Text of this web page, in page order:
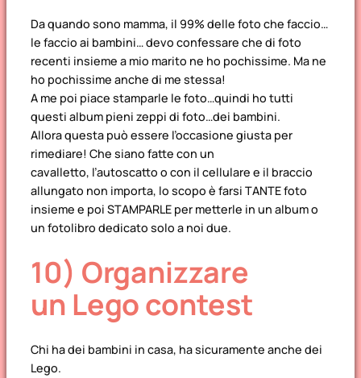
Da quando sono mamma, il 99% delle foto che faccio…
le faccio ai bambini… devo confessare che di foto
recenti insieme a mio marito ne ho pochissime. Ma ne
ho pochissime anche di me stessa!
A me poi piace stamparle le foto…quindi ho tutti
questi album pieni zeppi di foto…dei bambini.
Allora questa può essere l’occasione giusta per
rimediare! Che siano fatte con un
cavalletto, l’autoscatto o con il cellulare e il braccio
allungato non importa, lo scopo è farsi TANTE foto
insieme e poi STAMPARLE per metterle in un album o
un fotolibro dedicato solo a noi due.
10) Organizzare
un Lego contest
Chi ha dei bambini in casa, ha sicuramente anche dei
Lego.